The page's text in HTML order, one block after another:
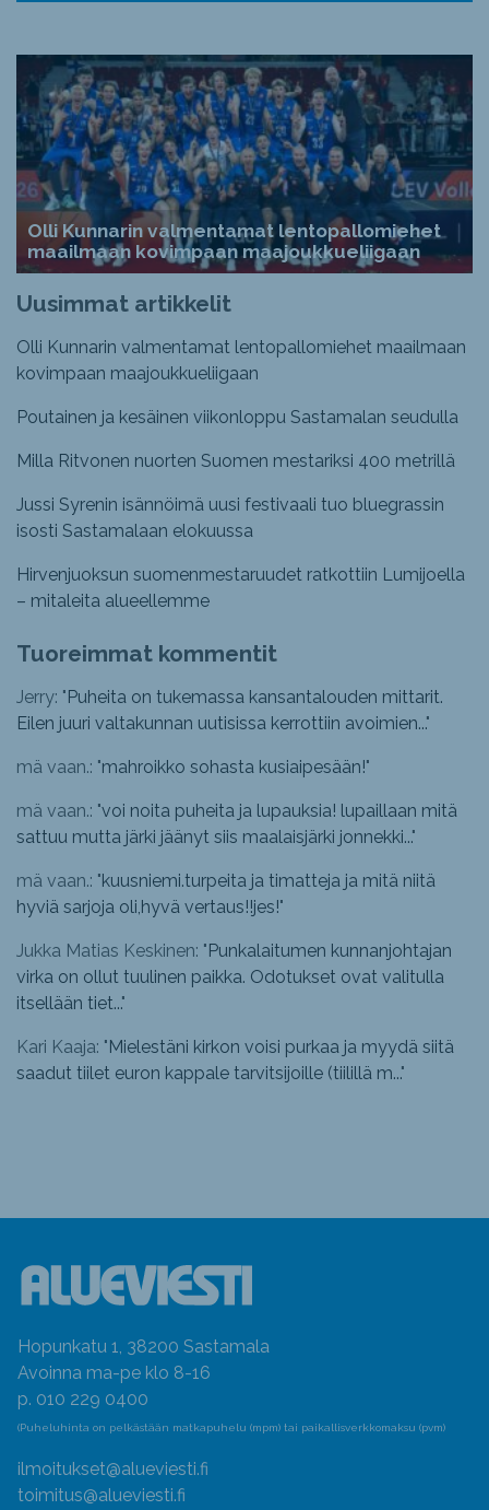
Olli Kunnarin valmentamat lentopallomiehet
maailmaan kovimpaan maajoukkueliigaan
Uusimmat artikkelit
Olli Kunnarin valmentamat lentopallomiehet maailmaan
kovimpaan maajoukkueliigaan
Poutainen ja kesäinen viikonloppu Sastamalan seudulla
Milla Ritvonen nuorten Suomen mestariksi 400 metrillä
Jussi Syrenin isännöimä uusi festivaali tuo bluegrassin
isosti Sastamalaan elokuussa
Hirvenjuoksun suomenmestaruudet ratkottiin Lumijoella
– mitaleita alueellemme
Tuoreimmat kommentit
Jerry: "Puheita on tukemassa kansantalouden mittarit.
Eilen juuri valtakunnan uutisissa kerrottiin avoimien..."
mä vaan.: "mahroikko sohasta kusiaipesään!"
mä vaan.: "voi noita puheita ja lupauksia! lupaillaan mitä
sattuu mutta järki jäänyt siis maalaisjärki jonnekki..."
mä vaan.: "kuusniemi.turpeita ja timatteja ja mitä niitä
hyviä sarjoja oli,hyvä vertaus!!jes!"
Jukka Matias Keskinen: "Punkalaitumen kunnanjohtajan
virka on ollut tuulinen paikka. Odotukset ovat valitulla
itsellään tiet..."
Kari Kaaja: "Mielestäni kirkon voisi purkaa ja myydä siitä
saadut tiilet euron kappale tarvitsijoille (tiilillä m..."
Hopunkatu 1, 38200 Sastamala
Avoinna ma-pe klo 8-16
p. 010 229 0400
(Puheluhinta on pelkästään matkapuhelu (mpm) tai paikallisverkkomaksu (pvm)
ilmoitukset@alueviesti.fi
toimitus@alueviesti.fi